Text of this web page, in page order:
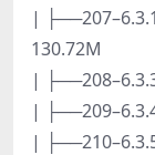
|
130.72M
|
|
|